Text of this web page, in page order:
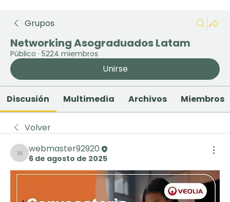
Grupos
Networking Asograduados Latam
Público · 5224 miembros
Unirse
Discusión Multimedia Archivos Miembros
Volver
webmaster92920
webmaster92920
6 de agosto de 2025